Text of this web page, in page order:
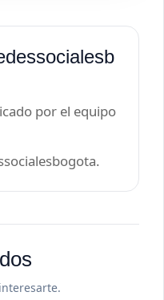
por el equipo